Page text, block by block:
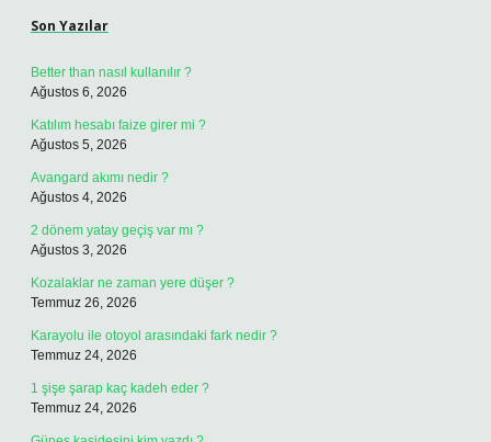
Son Yazılar
Better than nasıl kullanılır ?
Ağustos 6, 2026
Katılım hesabı faize girer mi ?
Ağustos 5, 2026
Avangard akımı nedir ?
Ağustos 4, 2026
2 dönem yatay geçiş var mı ?
Ağustos 3, 2026
Kozalaklar ne zaman yere düşer ?
Temmuz 26, 2026
Karayolu ile otoyol arasındaki fark nedir ?
Temmuz 24, 2026
1 şişe şarap kaç kadeh eder ?
Temmuz 24, 2026